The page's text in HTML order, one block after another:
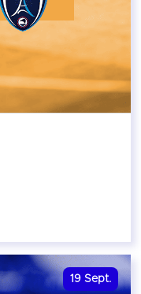
19 Sept.